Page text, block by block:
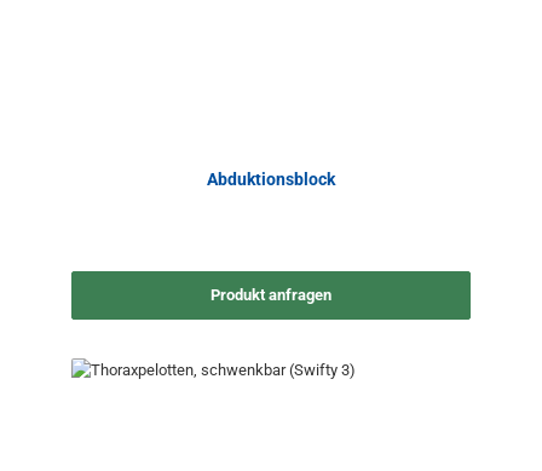
Abduktionsblock
Produkt anfragen